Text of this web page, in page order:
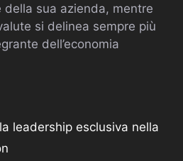
della sua azienda, mentre
si delinea sempre più
dell’economia
leadership esclusiva nella